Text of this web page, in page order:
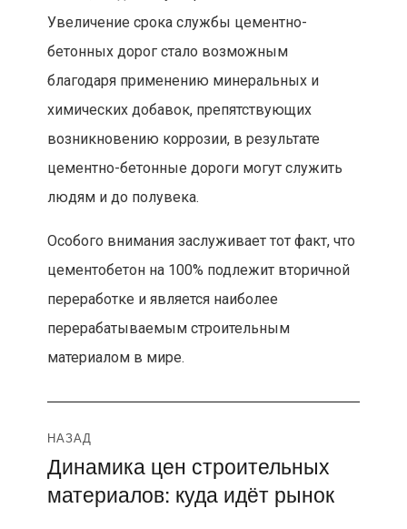
Увеличение срока службы цементно-
бетонных дорог стало возможным
благодаря применению минеральных и
химических добавок, препятствующих
возникновению коррозии, в результате
цементно-бетонные дороги могут служить
людям и до полувека.
Особого внимания заслуживает тот факт, что
цементобетон на 100% подлежит вторичной
переработке и является наиболее
перерабатываемым строительным
материалом в мире.
Навигация
по
записям
НАЗАД
Предыдущая
запись:
Динамика цен строительных
материалов: куда идёт рынок